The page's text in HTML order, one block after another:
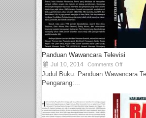
Panduan Wawancara Televisi
Jul 10, 2014 Comments Off
Judul Buku: Panduan Wawancara
Pengarang:...